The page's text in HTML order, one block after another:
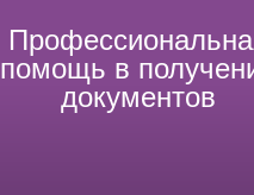
помощь в
документов